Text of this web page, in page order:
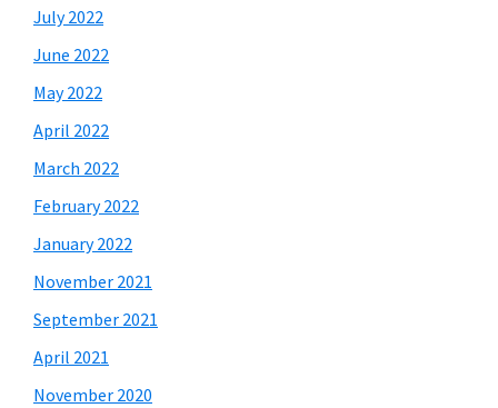
July 2022
June 2022
May 2022
April 2022
March 2022
February 2022
January 2022
November 2021
September 2021
April 2021
November 2020